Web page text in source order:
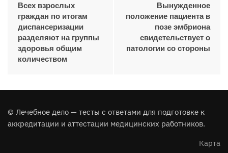
Всех взрослых
граждан по итогам
диспансеризации
разделяют на группы
здоровья общим
количеством
Вынужденное
положение пациента в
позе эмбриона
свидетельствует о
патологии со стороны
© Лечебное дело — тесты с ответами для подготовке к
аккредитации и аттестации медицинских работников.
Карта